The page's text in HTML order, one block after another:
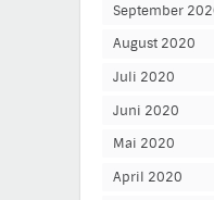
September
August 2020
Juli 2020
Juni 2020
Mai 2020
April 2020